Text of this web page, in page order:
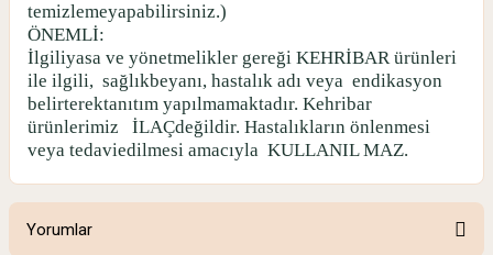
temizlemeyapabilirsiniz.)
ÖNEMLİ:
İlgiliyasa ve yönetmelikler gereği KEHRİBAR ürünleri
ile ilgili, sağlıkbeyanı, hastalık adı veya endikasyon
belirterektanıtım yapılmamaktadır. Kehribar
ürünlerimiz
İLAÇdeğildir. Hastalıkların önlenmesi
veya tedaviedilmesi amacıyla KULLANIL MAZ.
Yorumlar